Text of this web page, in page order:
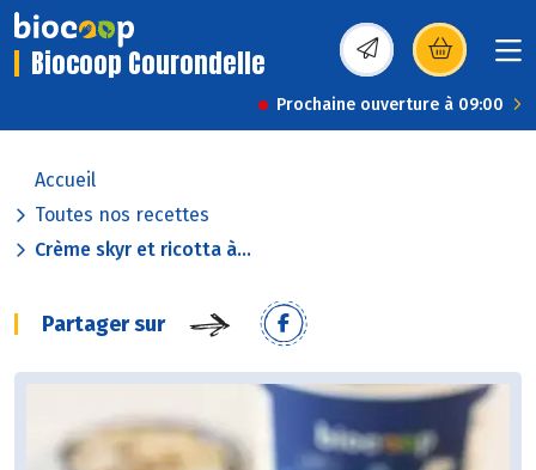
Biocoop Courondelle (s’ouvre dans une
Prochaine ouverture à 09:00
Accueil
Toutes nos recettes
Crème skyr et ricotta à...
Partager sur